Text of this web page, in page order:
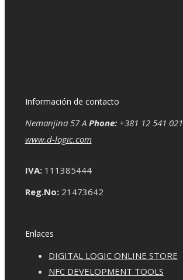
Información de contacto
Nemanjina 57 A Phone:+381 12 541 021
www.d-logic.com
IVA:111385444
Reg.No:21473642
Enlaces
DIGITAL LOGIC ONLINE STORE
NFC DEVELOPMENT TOOLS